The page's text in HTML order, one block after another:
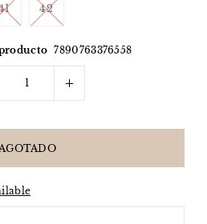
42
7890763376558
+